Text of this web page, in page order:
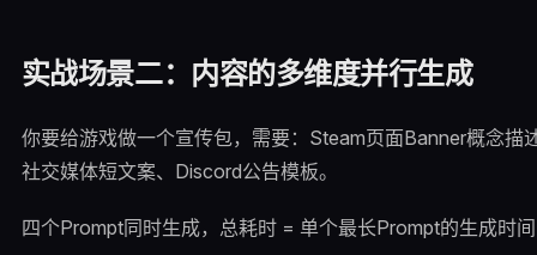
实战场景二：内容的多维度并行生成
你要给游戏做一个宣传包，需要：Steam页面Banner概念描
社交媒体短文案、Discord公告模板。
四个Prompt同时生成，总耗时 = 单个最长Prompt的生成时